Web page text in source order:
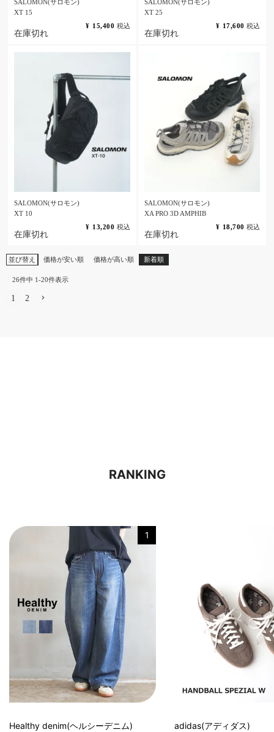
SALOMON(サロモン)
XT 15
¥ 15,400 税込
在庫切れ
SALOMON(サロモン)
XT 25
¥ 17,600 税込
在庫切れ
SALOMON(サロモン)
XT 10
¥ 13,200 税込
在庫切れ
SALOMON(サロモン)
XA PRO 3D AMPHIB
¥ 18,700 税込
在庫切れ
並び替え 価格が安い順 価格が高い順 新着順
26件中 1-20件表示
1 2
RANKING
1
Healthy denim(ヘルシーデニム)
adidas(アディダス)